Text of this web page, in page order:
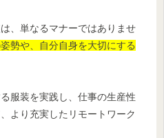
、単なるマナーではありませ
勢や、自分自身を大切にする
服装を実践し、仕事の生産性
より充実したリモートワーク